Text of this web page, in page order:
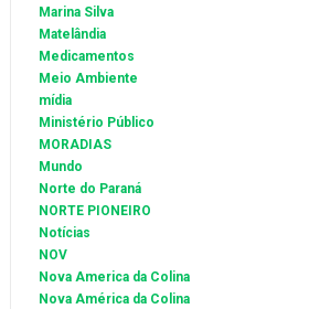
Marina Silva
Matelândia
Medicamentos
Meio Ambiente
mídia
Ministério Público
MORADIAS
Mundo
Norte do Paraná
NORTE PIONEIRO
Notícias
NOV
Nova America da Colina
Nova América da Colina